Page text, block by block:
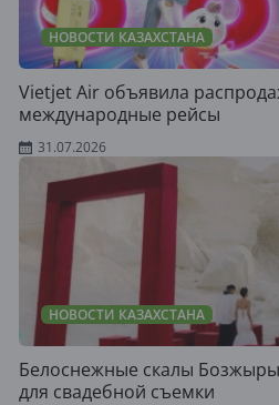
НОВОСТИ КАЗАХСТАНА
Vietjet Air объявила
международные рейсы
31.07.2026
НОВОСТИ КАЗАХСТАНА
Белоснежные скалы
для свадебной съемки